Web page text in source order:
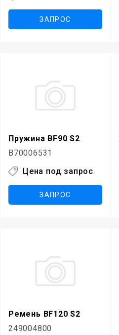
ЗАПРОС
Пружина BF90 S2
B70006531
Цена под запрос
ЗАПРОС
Ремень BF120 S2
249004800